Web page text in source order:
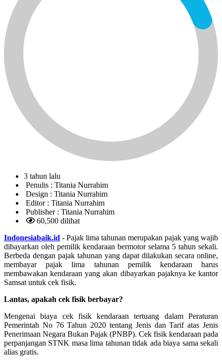
3 tahun lalu
Penulis : Titania Nurrahim
Design : Titania Nurrahim
Editor : Titania Nurrahim
Publisher : Titania Nurrahim
60,500 dilihat
Indonesiabaik.id - Pajak lima tahunan merupakan pajak yang wajib
dibayarkan oleh pemilik kendaraan bermotor selama 5 tahun sekali.
Berbeda dengan pajak tahunan yang dapat dilakukan secara online,
membayar pajak lima tahunan pemilik kendaraan harus
membawakan kendaraan yang akan dibayarkan pajaknya ke kantor
Samsat untuk cek fisik.
Lantas, apakah cek fisik berbayar?
Mengenai biaya cek fisik kendaraan tertuang dalam Peraturan
Pemerintah No 76 Tahun 2020 tentang Jenis dan Tarif atas Jenis
Penerimaan Negara Bukan Pajak (PNBP). Cek fisik kendaraan pada
perpanjangan STNK masa lima tahunan tidak ada biaya sama sekali
alias gratis.